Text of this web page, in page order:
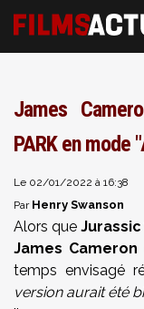
James
PARK en mode
Le 02/01/2022 à 16:38
Par Henry Swanson
Alors que
James Cameron
temps envisagé
version aurait été